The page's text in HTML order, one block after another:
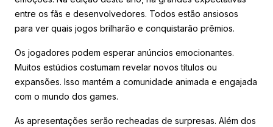
entre os fãs e desenvolvedores. Todos estão ansiosos
para ver quais jogos brilharão e conquistarão prêmios.
Os jogadores podem esperar anúncios emocionantes.
Muitos estúdios costumam revelar novos títulos ou
expansões. Isso mantém a comunidade animada e engajada
com o mundo dos games.
As apresentações serão recheadas de surpresas. Além dos